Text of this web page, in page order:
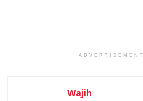
ADVERTISEMENT
Wajih